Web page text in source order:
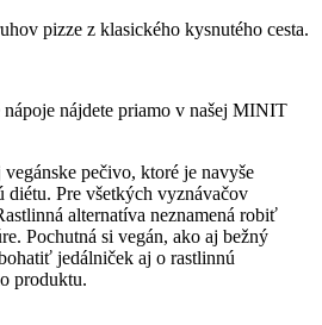
pizze z klasického kysnutého cesta.
nájdete priamo v našej MINIT
pečivo, ktoré je navyše
diétu. Pre všetkých vyznávačov
alternatíva neznamená robiť
Pochutná si vegán, ako aj bežný
jedálniček aj o rastlinnú
produktu.